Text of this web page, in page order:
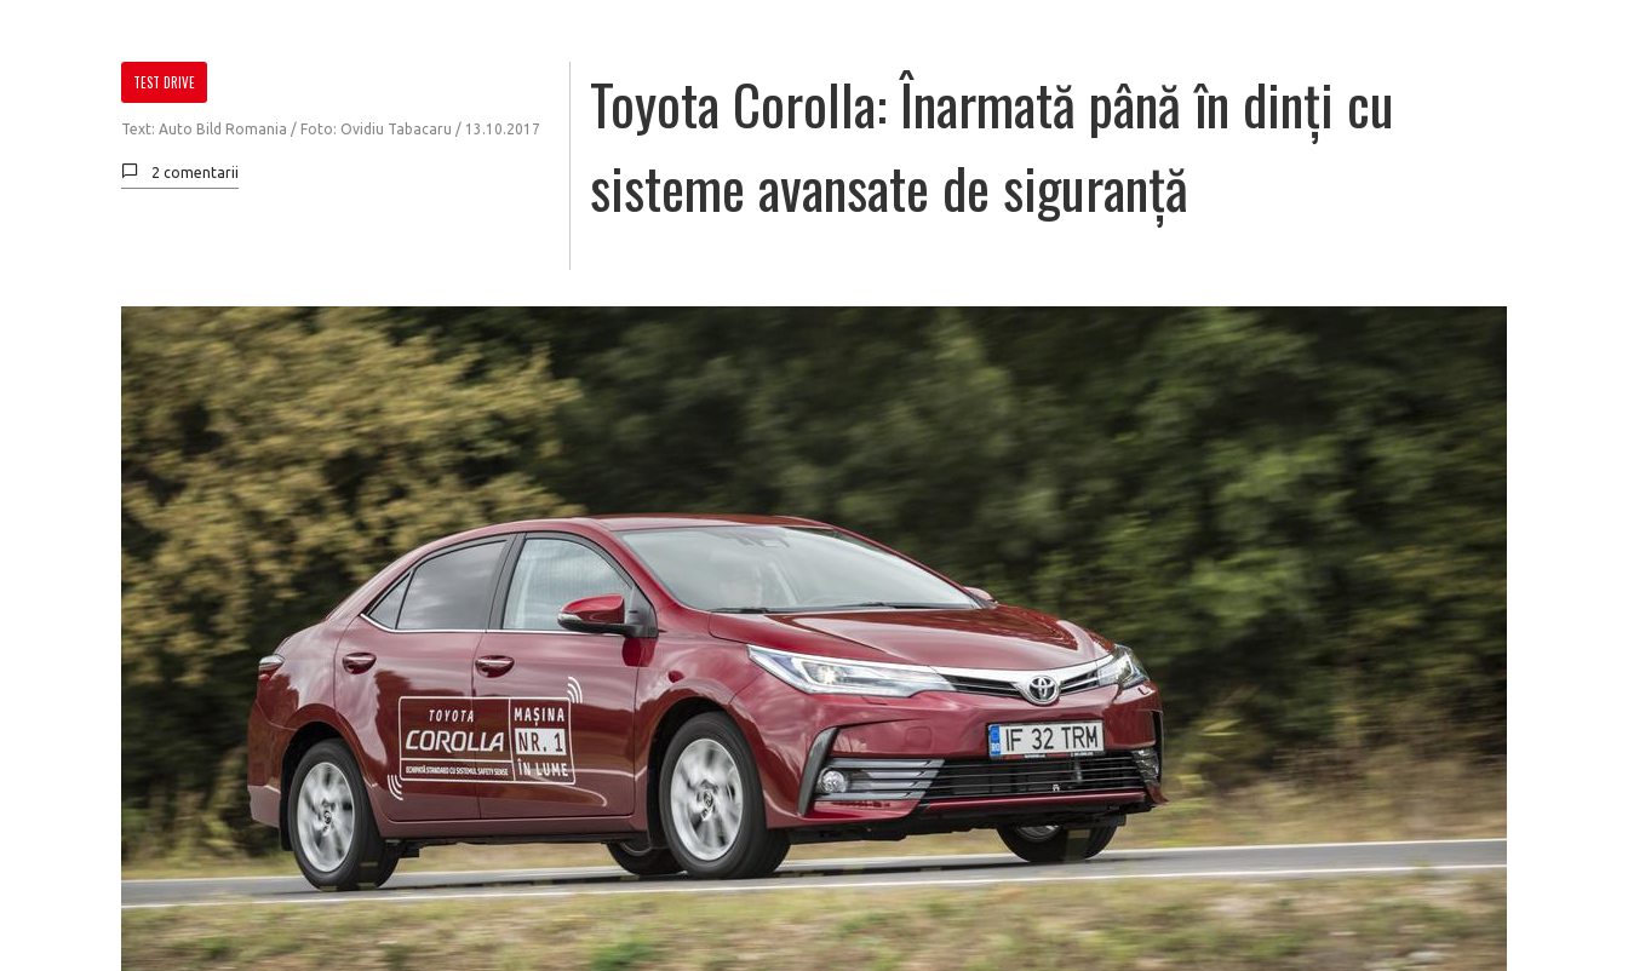
TEST DRIVE
Text: Auto Bild Romania / Foto: Ovidiu Tabacaru / 13.10.2017
2 comentarii
Toyota Corolla: Înarmată până în dinți cu
sisteme avansate de siguranță